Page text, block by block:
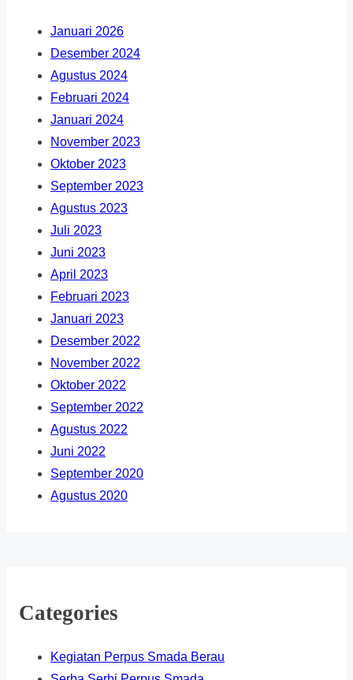
Januari 2026
Desember 2024
Agustus 2024
Februari 2024
Januari 2024
November 2023
Oktober 2023
September 2023
Agustus 2023
Juli 2023
Juni 2023
April 2023
Februari 2023
Januari 2023
Desember 2022
November 2022
Oktober 2022
September 2022
Agustus 2022
Juni 2022
September 2020
Agustus 2020
Categories
Kegiatan Perpus Smada Berau